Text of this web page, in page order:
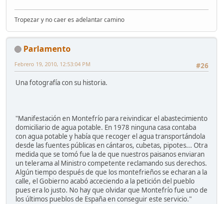
Tropezar y no caer es adelantar camino
Parlamento
#26
Febrero 19, 2010, 12:53:04 PM
Una fotografía con su historia.
"Manifestación en Montefrío para reivindicar el abastecimiento
domiciliario de agua potable. En 1978 ninguna casa contaba
con agua potable y había que recoger el agua transportándola
desde las fuentes públicas en cántaros, cubetas, pipotes... Otra
medida que se tomó fue la de que nuestros paisanos enviaran
un telerama al Ministro competente reclamando sus derechos.
Algún tiempo después de que los montefrieños se echaran a la
calle, el Gobierno acabó acceciendo a la petición del pueblo
pues era lo justo. No hay que olvidar que Montefrío fue uno de
los últimos pueblos de España en conseguir este servicio."